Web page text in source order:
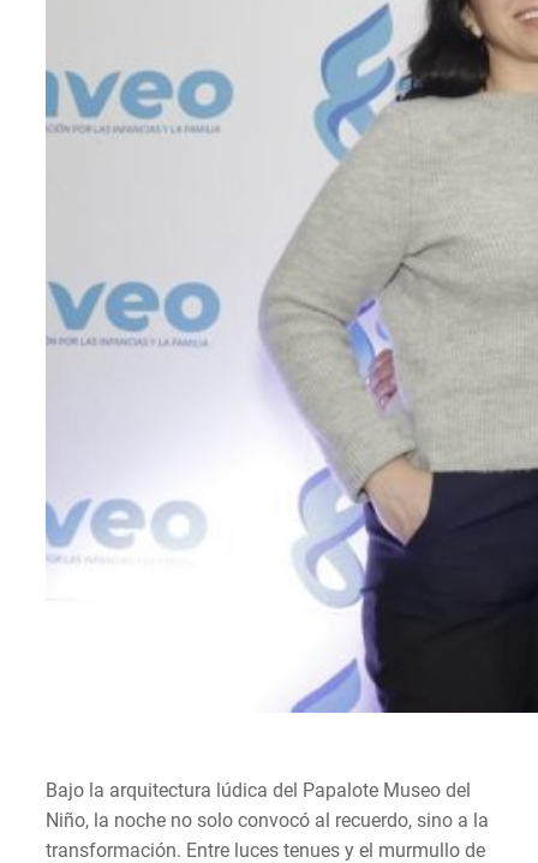
Bajo la arquitectura lúdica del Papalote Museo del
Niño, la noche no solo convocó al recuerdo, sino a la
transformación. Entre luces tenues y el murmullo de